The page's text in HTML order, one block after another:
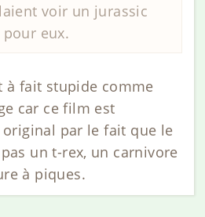
voir un jurassic
eux.
à fait stupide comme
car ce film est
par le fait que le
un t-rex, un carnivore
à piques.